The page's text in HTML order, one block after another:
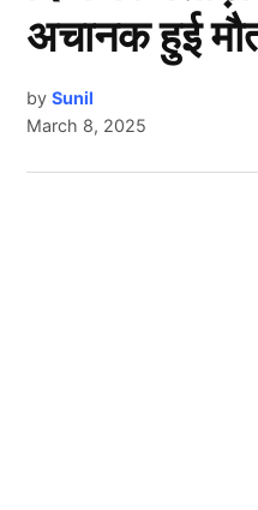
अचानक हुई
by Sunil
March 8, 2025